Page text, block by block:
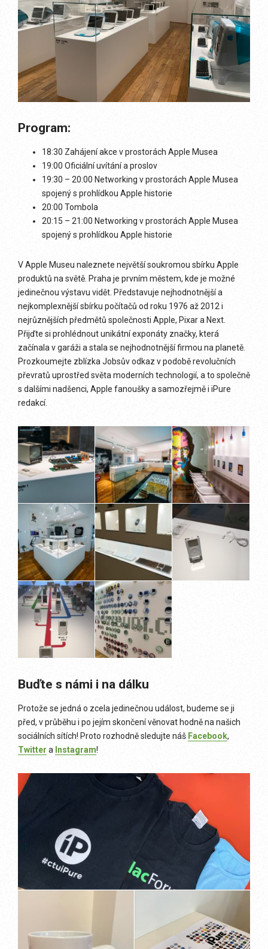
Program:
18:30 Zahájení akce v prostorách Apple Musea
19:00 Oficiální uvítání a proslov
19:30 – 20:00 Networking v prostorách Apple Musea
spojený s prohlídkou Apple historie
20:00 Tombola
20:15 – 21:00 Networking v prostorách Apple Musea
spojený s prohlídkou Apple historie
V Apple Museu naleznete největší soukromou sbírku Apple
produktů na světě. Praha je prvním městem, kde je možné
jedinečnou výstavu vidět. Představuje nejhodnotnější a
nejkomplexnější sbírku počítačů od roku 1976 až 2012 i
nejrůznějších předmětů společnosti Apple, Pixar a Next.
Přijďte si prohlédnout unikátní exponáty značky, která
začínala v garáži a stala se nejhodnotnější firmou na planetě.
Prozkoumejte zblízka Jobsův odkaz v podobě revolučních
převratů uprostřed světa moderních technologií, a to společně
s dalšími nadšenci, Apple fanoušky a samozřejmě i iPure
redakcí.
Buďte s námi i na dálku
Protože se jedná o zcela jedinečnou událost, budeme se ji
před, v průběhu i po jejím skončení věnovat hodně na našich
sociálních sítích! Proto rozhodně sledujte náš Facebook,
Twitter a Instagram!